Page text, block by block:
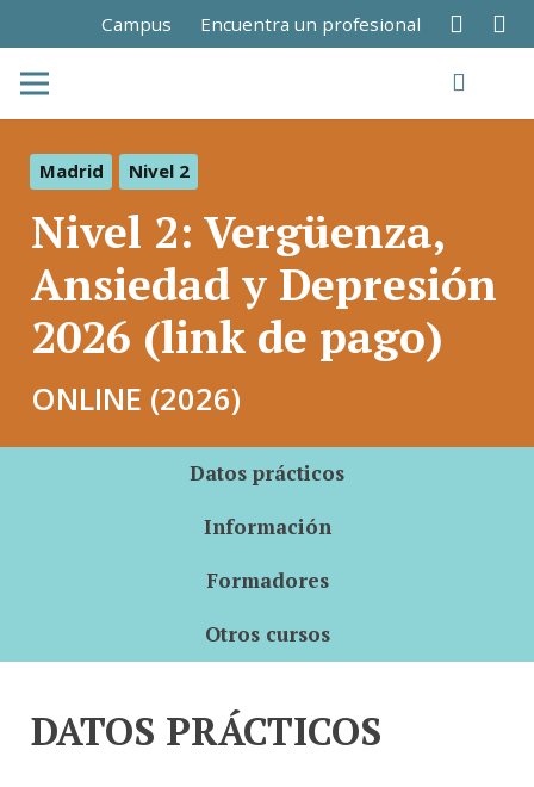
Campus Encuentra un profesional
Madrid Nivel 2
Nivel 2: Vergüenza,
Ansiedad y Depresión
2026 (link de pago)
ONLINE (2026)
Datos prácticos
Información
Formadores
Otros cursos
DATOS PRÁCTICOS